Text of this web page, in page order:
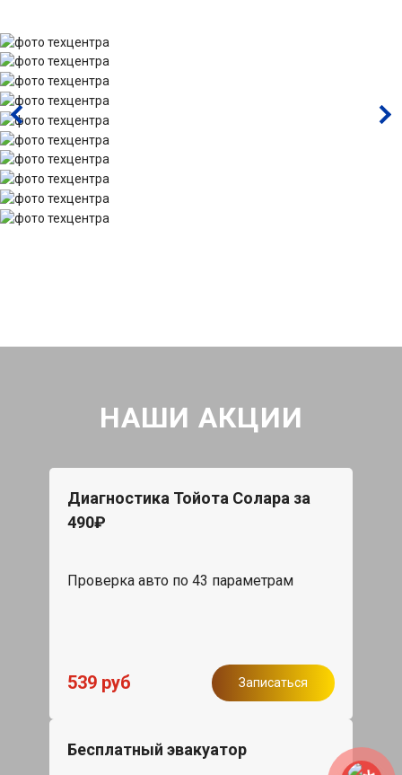
НАШИ АКЦИИ
Диагностика Тойота Солара за
490₽
Проверка авто по 43 параметрам
539 руб Записаться
Бесплатный эвакуатор